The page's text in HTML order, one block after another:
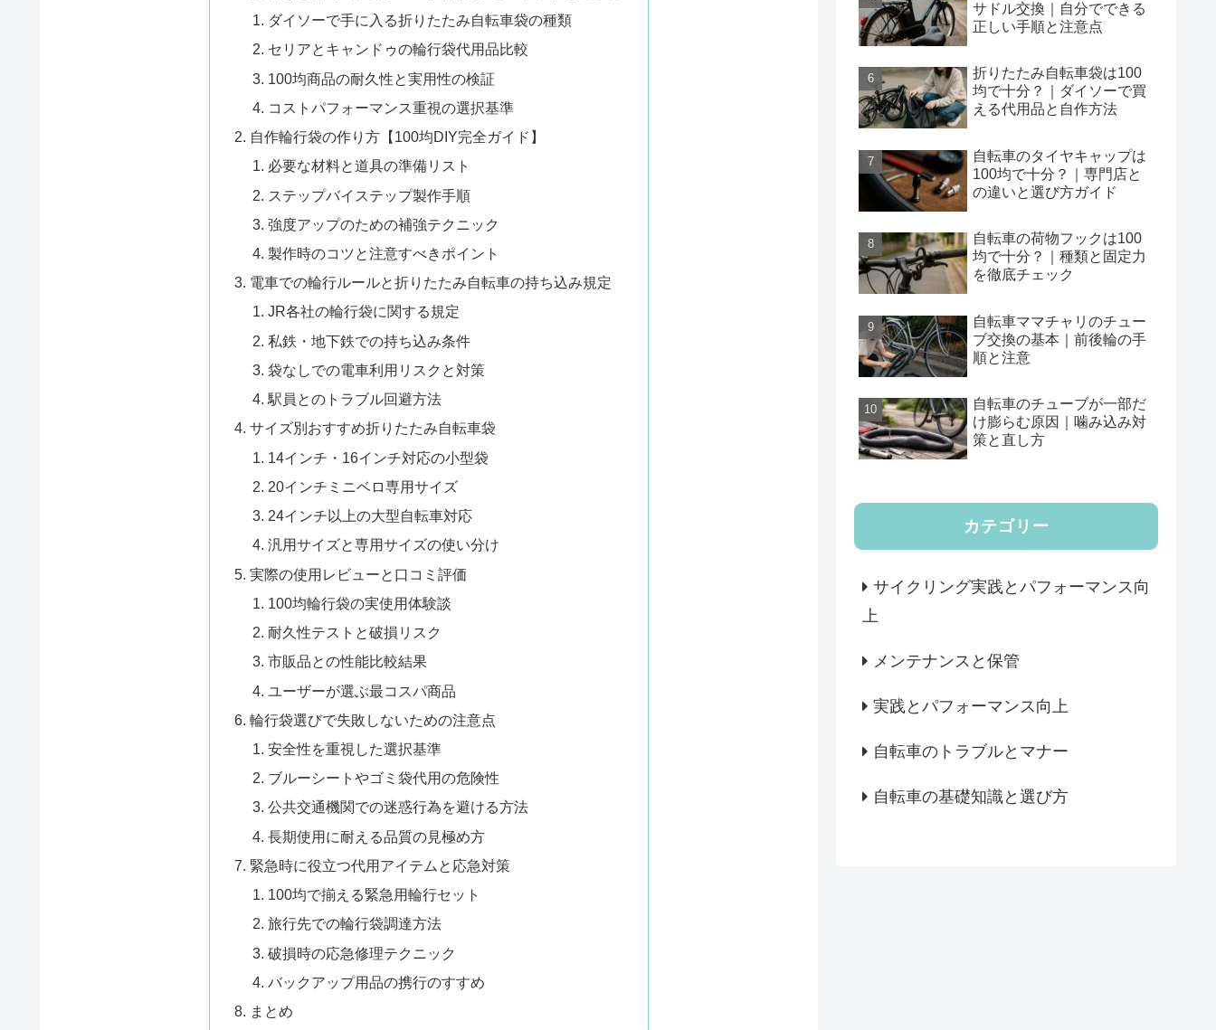
ダイソーで手に入る折りたたみ自転車袋の種類
セリアとキャンドゥの輪行袋代用品比較
100均商品の耐久性と実用性の検証
コストパフォーマンス重視の選択基準
自作輪行袋の作り方【100均DIY完全ガイド】
必要な材料と道具の準備リスト
ステップバイステップ製作手順
強度アップのための補強テクニック
製作時のコツと注意すべきポイント
電車での輪行ルールと折りたたみ自転車の持ち込み規定
JR各社の輪行袋に関する規定
私鉄・地下鉄での持ち込み条件
袋なしでの電車利用リスクと対策
駅員とのトラブル回避方法
サイズ別おすすめ折りたたみ自転車袋
14インチ・16インチ対応の小型袋
20インチミニベロ専用サイズ
24インチ以上の大型自転車対応
汎用サイズと専用サイズの使い分け
実際の使用レビューと口コミ評価
100均輪行袋の実使用体験談
耐久性テストと破損リスク
市販品との性能比較結果
ユーザーが選ぶ最コスパ商品
輪行袋選びで失敗しないための注意点
安全性を重視した選択基準
ブルーシートやゴミ袋代用の危険性
公共交通機関での迷惑行為を避ける方法
長期使用に耐える品質の見極め方
緊急時に役立つ代用アイテムと応急対策
100均で揃える緊急用輪行セット
旅行先での輪行袋調達方法
破損時の応急修理テクニック
バックアップ用品の携行のすすめ
まとめ
サドル交換｜自分でできる
正しい手順と注意点
折りたたみ自転車袋は100
均で十分？｜ダイソーで買
える代用品と自作方法
自転車のタイヤキャップは
100均で十分？｜専門店と
の違いと選び方ガイド
自転車の荷物フックは100
均で十分？｜種類と固定力
を徹底チェック
自転車ママチャリのチュー
ブ交換の基本｜前後輪の手
順と注意
自転車のチューブが一部だ
け膨らむ原因｜噛み込み対
策と直し方
カテゴリー
サイクリング実践とパフォーマンス向
上
メンテナンスと保管
実践とパフォーマンス向上
自転車のトラブルとマナー
自転車の基礎知識と選び方